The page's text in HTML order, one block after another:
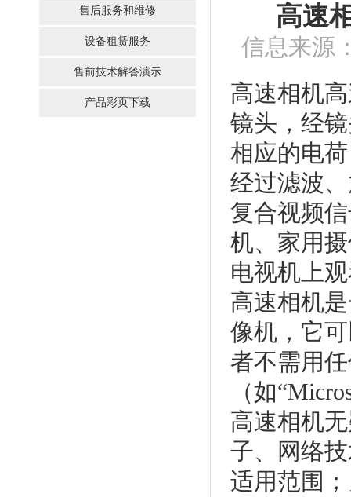
售后服务和维修
设备租赁服务
售前技术解答演示
产品彩页下载
高速
信息来源
高速相机
镜头，经
相应的电
经过滤波
复合视频
机、家用
电视机上
高速相机
像机，它
者不需用
（如
高速相机
子、网络
适用范围